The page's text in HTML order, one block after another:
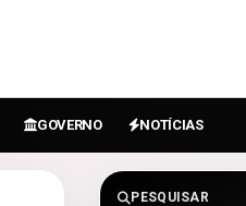
GOVERNO NOTÍCIAS
PESQUISAR